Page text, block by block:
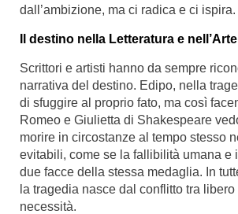
dall’ambizione, ma ci radica e ci ispira.
Il destino nella Letteratura e nell’Arte
Scrittori e artisti hanno da sempre
narrativa del destino. Edipo, nella
di sfuggire al proprio fato, ma così
Romeo e Giulietta di Shakespeare
morire in circostanze al tempo stesso
evitabili, come se la fallibilità umana e
due facce della stessa medaglia. In
la tragedia nasce dal conflitto tra
necessità.